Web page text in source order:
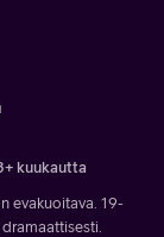
kuukautta
evakuoitava. 19-